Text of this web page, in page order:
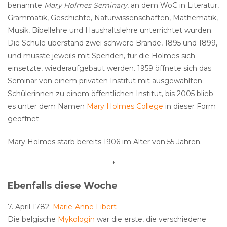
benannte Mary Holmes Seminary, an dem WoC in Literatur,
Grammatik, Geschichte, Naturwissenschaften, Mathematik,
Musik, Bibellehre und Haushaltslehre unterrichtet wurden.
Die Schule überstand zwei schwere Brände, 1895 und 1899,
und musste jeweils mit Spenden, für die Holmes sich
einsetzte, wiederaufgebaut werden. 1959 öffnete sich das
Seminar von einem privaten Institut mit ausgewählten
Schülerinnen zu einem öffentlichen Institut, bis 2005 blieb
es unter dem Namen Mary Holmes College in dieser Form
geöffnet.
Mary Holmes starb bereits 1906 im Alter von 55 Jahren.
*
Ebenfalls diese Woche
7. April 1782: Marie-Anne Libert
Die belgische Mykologin war die erste, die verschiedene